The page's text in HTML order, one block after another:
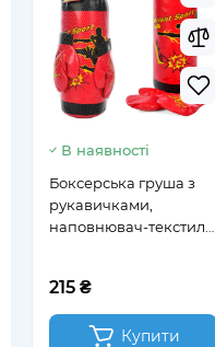
В наявності
Боксерська груша з
рукавичками,
наповнювач-текстиль,
215 ₴
Купити